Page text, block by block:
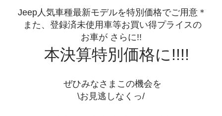
Jeep人気車種最新モデルを特別価格でご用意＊
また、登録済未使用車等お買い得プライスの
お車が さらに!!
本決算特別価格に!!!!
ぜひみなさまこの機会を
\お見逃しなくっ/